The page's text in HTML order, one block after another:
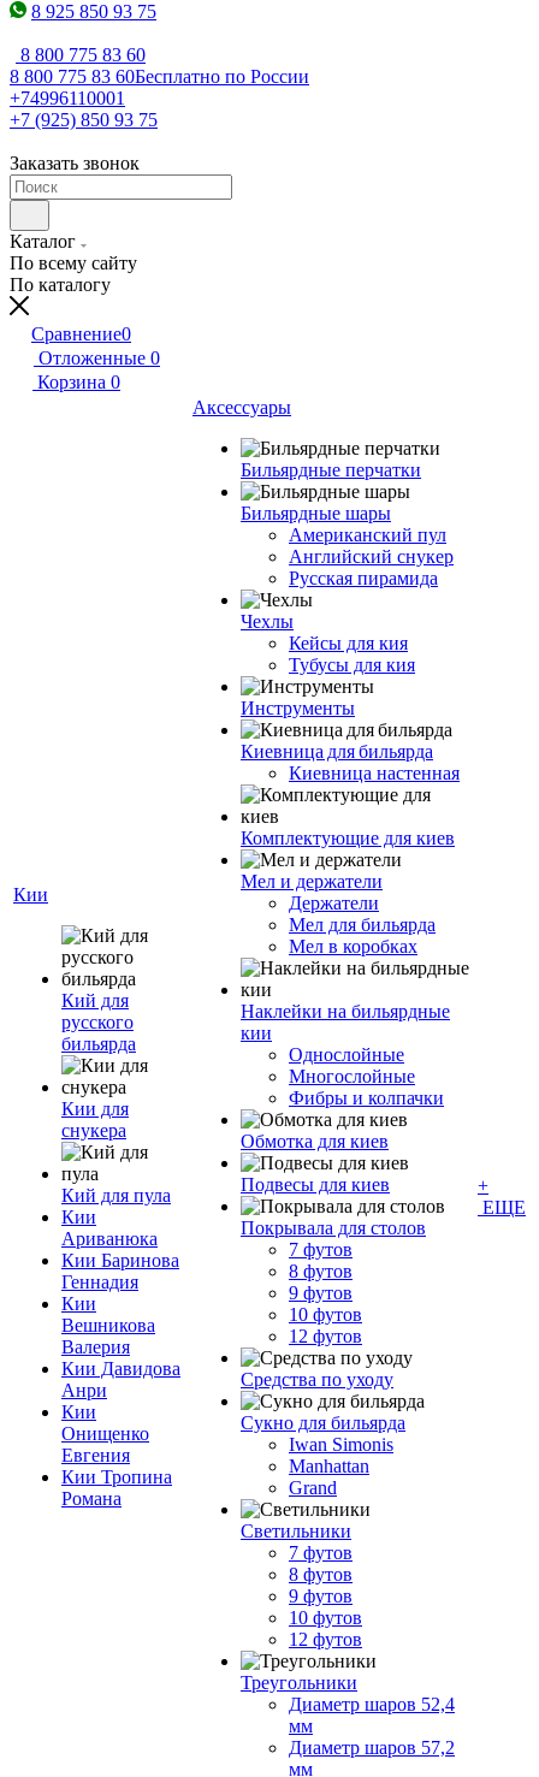
8 925 850 93 75
8 800 775 83 60
8 800 775 83 60Бесплатно по России
+74996110001
+7 (925) 850 93 75
Заказать звонок
Каталог
По всему сайту
По каталогу
Сравнение0
Отложенные 0
Корзина 0
Кии
Кий для
русского
бильярда
Кии для
снукера
Кий для пула
Кии
Ариванюка
Кии Баринова
Геннадия
Кии
Вешникова
Валерия
Кии Давидова
Анри
Кии
Онищенко
Евгения
Кии Тропина
Романа
Аксессуары
Бильярдные перчатки
Бильярдные шары
Американский пул
Английский снукер
Русская пирамида
Чехлы
Кейсы для кия
Тубусы для кия
Инструменты
Киевница для бильярда
Киевница настенная
Комплектующие для киев
Мел и держатели
Держатели
Мел для бильярда
Мел в коробках
Наклейки на бильярдные
кии
Однослойные
Многослойные
Фибры и колпачки
Обмотка для киев
Подвесы для киев
Покрывала для столов
7 футов
8 футов
9 футов
10 футов
12 футов
Средства по уходу
Сукно для бильярда
Iwan Simonis
Manhattan
Grand
Светильники
7 футов
8 футов
9 футов
10 футов
12 футов
Треугольники
Диаметр шаров 52,4
мм
Диаметр шаров 57,2
мм
+
ЕЩЕ